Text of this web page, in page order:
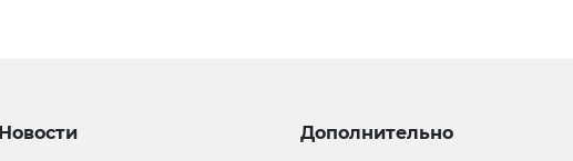
Новости Дополнительно